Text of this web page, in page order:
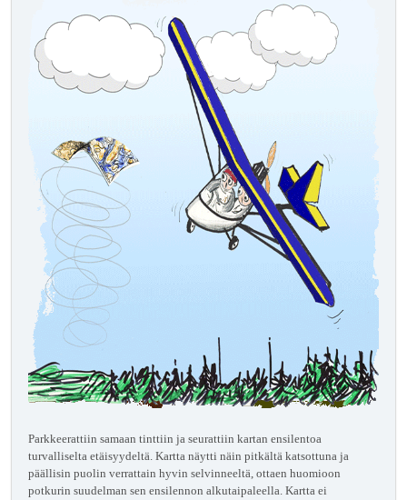
Parkkeerattiin samaan tinttiin ja seurattiin kartan ensilentoa
turvalliselta etäisyydeltä. Kartta näytti näin pitkältä katsottuna ja
päällisin puolin verrattain hyvin selvinneeltä, ottaen huomioon
potkurin suudelman sen ensilennon alkutaipaleella. Kartta ei